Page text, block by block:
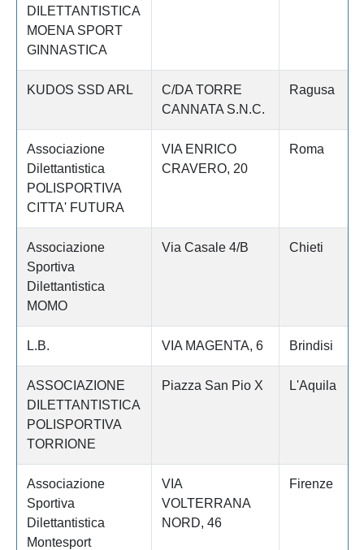
DILETTANTISTICA
MOENA SPORT
GINNASTICA
KUDOS SSD ARL
C/DA TORRE
CANNATA S.N.C.
Ragusa
Associazione
Dilettantistica
POLISPORTIVA
CITTA' FUTURA
VIA ENRICO
CRAVERO, 20
Roma
Associazione
Sportiva
Dilettantistica
MOMO
Via Casale 4/B Chieti
L.B. VIA MAGENTA, 6 Brindisi
ASSOCIAZIONE
DILETTANTISTICA
POLISPORTIVA
TORRIONE
Piazza San Pio X L'Aquila
Associazione
Sportiva
Dilettantistica
Montesport
VIA
VOLTERRANA
NORD, 46
Firenze